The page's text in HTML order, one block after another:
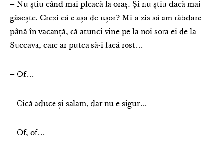
– Nu știu când mai pleacă la oraș. Și nu știu dacă mai
găsește. Crezi că e așa de ușor? Mi-a zis să am răbdare
până în vacanță, că atunci vine pe la noi sora ei de la
Suceava, care ar putea să-i facă rost…
– Of…
– Cică aduce și salam, dar nu e sigur…
– Of, of…